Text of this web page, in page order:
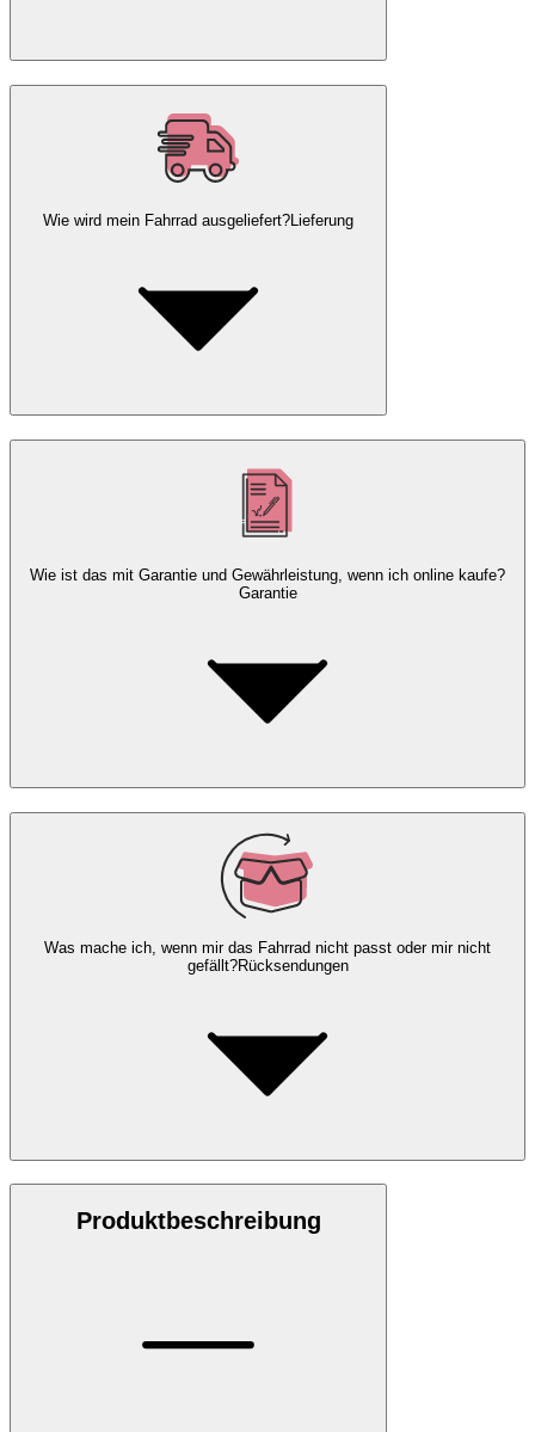
Wie wird mein Fahrrad ausgeliefert?Lieferung
Wie ist das mit Garantie und Gewährleistung, wenn ich online kaufe?
Garantie
Was mache ich, wenn mir das Fahrrad nicht passt oder mir nicht
gefällt?Rücksendungen
Produktbeschreibung